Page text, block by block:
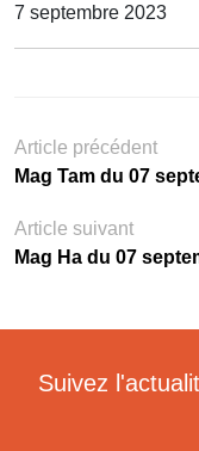
7 septembre 2023
Article précédent
Mag Tam du 07
Article suivant
Mag Ha du 07
Suivez